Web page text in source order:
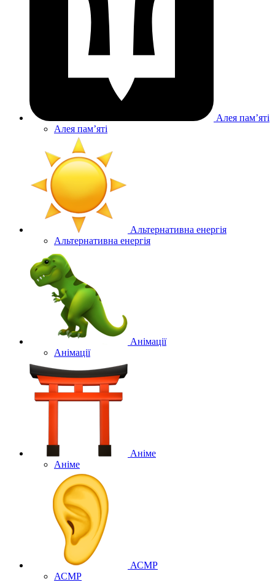
Алея памʼяті
Алея памʼяті
Альтернативна енергія
Альтернативна енергія
Анімації
Анімації
Аніме
Аніме
АСМР
АСМР